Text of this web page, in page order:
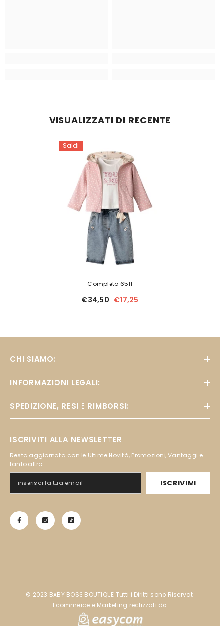
VISUALIZZATI DI RECENTE
Saldi
Completo 6511
€34,50 €17,25
CHI SIAMO:
INFORMAZIONI LEGALI:
SPEDIZIONE, RESI E RIMBORSI:
ISCRIVITI ALLA NEWSLETTER
Resta aggiornata con le Ultime Novità, Promozioni, Vantaggi e
tanto altro..
ISCRIVIMI
©️ 2023 BABY BOSS BOUTIQUE Tutti i Diritti sono Riservati
Ecommerce e Marketing realizzati da